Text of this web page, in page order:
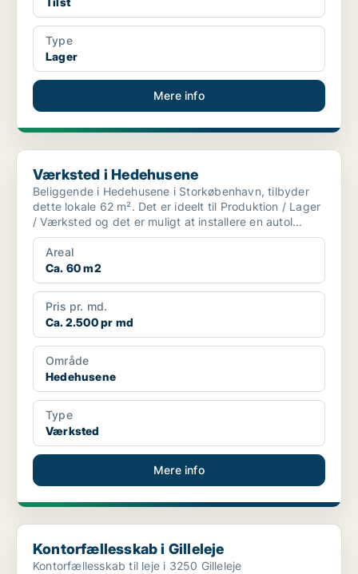
Type
Lager
Mere info
Værksted i Hedehusene
Værksted i Hedehusene
Beliggende i Hedehusene i Storkøbenhavn, tilbyder
dette lokale 62 m². Det er ideelt til Produktion / Lager
/ Værksted og det er muligt at installere en autol...
Areal
Ca. 60 m2
Pris pr. md.
Ca. 2.500 pr md
Område
Hedehusene
Type
Værksted
Mere info
Kontorfællesskab i Gilleleje
Kontorfællesskab i Gilleleje
Kontorfællesskab til leje i 3250 Gilleleje